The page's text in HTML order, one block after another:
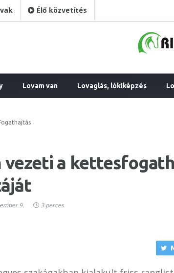
Élő közvetítés
Lovam van Lovaglás, lókiképzés
vezeti a
9. 3 perces